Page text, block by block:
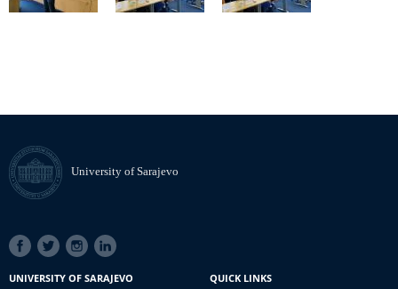
University of Sarajevo
SOCIAL
LINKS
UNIVERSITY OF SARAJEVO
QUICK LINKS